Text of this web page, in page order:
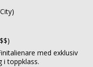
med exklusiv
i toppklass.